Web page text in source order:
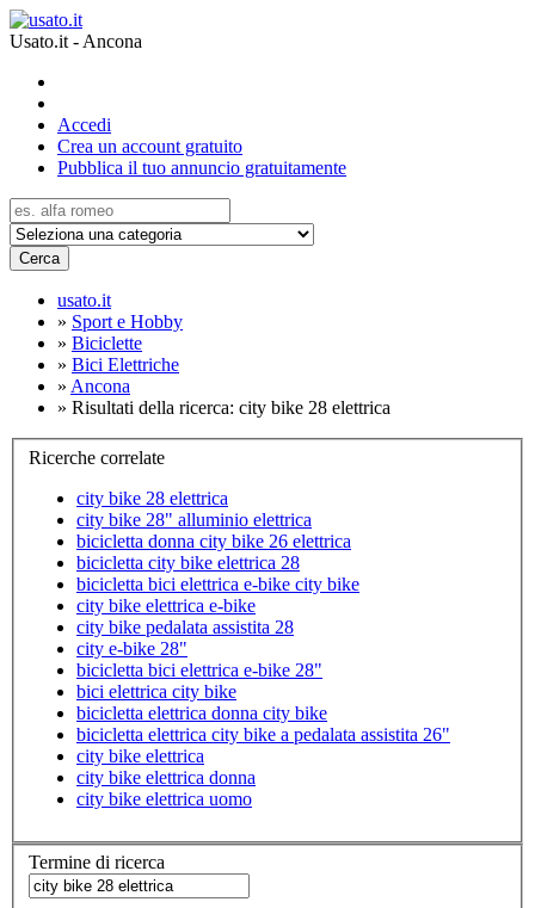
Usato.it - Ancona
Accedi
Crea un account gratuito
Pubblica il tuo annuncio gratuitamente
Cerca
usato.it
» Sport e Hobby
» Biciclette
» Bici Elettriche
» Ancona
» Risultati della ricerca: city bike 28 elettrica
Ricerche correlate
city bike 28 elettrica
city bike 28" alluminio elettrica
bicicletta donna city bike 26 elettrica
bicicletta city bike elettrica 28
bicicletta bici elettrica e-bike city bike
city bike elettrica e-bike
city bike pedalata assistita 28
city e-bike 28"
bicicletta bici elettrica e-bike 28"
bici elettrica city bike
bicicletta elettrica donna city bike
bicicletta elettrica city bike a pedalata assistita 26"
city bike elettrica
city bike elettrica donna
city bike elettrica uomo
Termine di ricerca